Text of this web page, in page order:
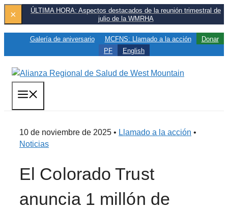
contenido
×
ÚLTIMA HORA: Aspectos destacados de la reunión trimestral de
julio de la WMRHA
Galería de aniversario MCFNS: Llamado a la acción
Donar
PF
English
10 de noviembre de 2025 • Llamado a la acción •
Noticias
El Colorado Trust
anuncia 1 millón de